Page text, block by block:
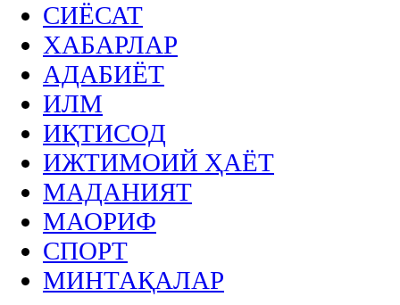
СИЁСАТ
ХАБАРЛАР
АДАБИЁТ
ИЛМ
ИҚТИСОД
ИЖТИМОИЙ ҲАЁТ
МАДАНИЯТ
МАОРИФ
СПОРТ
МИНТАҚАЛАР